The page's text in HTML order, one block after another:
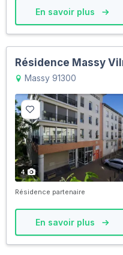
En savoir plus
Résidence Massy
Massy 91300
4
Résidence partenaire
En savoir plus